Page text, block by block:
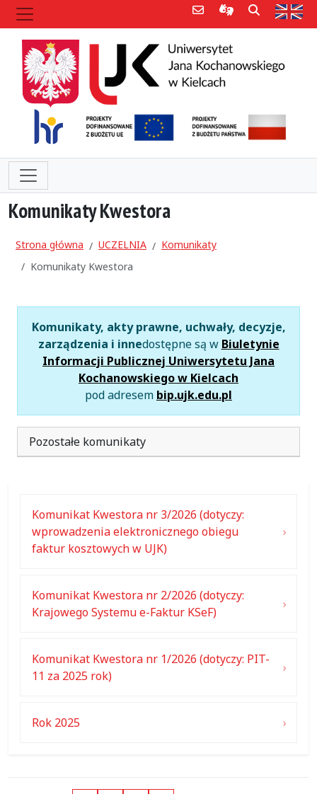
Poczta e-mailInformacje dla
Szukaj
Komunikaty Kwestora
Strona główna UCZELNIA
Komunikaty
Komunikaty Kwestora
Komunikaty, akty prawne, uchwały, decyzje,
zarządzenia i innedostępne są w Biuletynie
Informacji Publicznej Uniwersytetu Jana
Kochanowskiego w Kielcach
pod adresem bip.ujk.edu.pl
Pozostałe komunikaty
Komunikat Kwestora nr 3/2026 (dotyczy:
wprowadzenia elektronicznego obiegu
faktur kosztowych w UJK)
Komunikat Kwestora nr 2/2026 (dotyczy:
Krajowego Systemu e-Faktur KSeF)
Komunikat Kwestora nr 1/2026 (dotyczy: PIT-
11 za 2025 rok)
Rok 2025